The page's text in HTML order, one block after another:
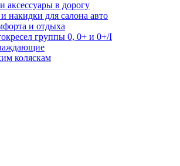
в дорогу
накидки для салона авто
и отдыха
группы 0, 0+ и 0+/I
коляскам